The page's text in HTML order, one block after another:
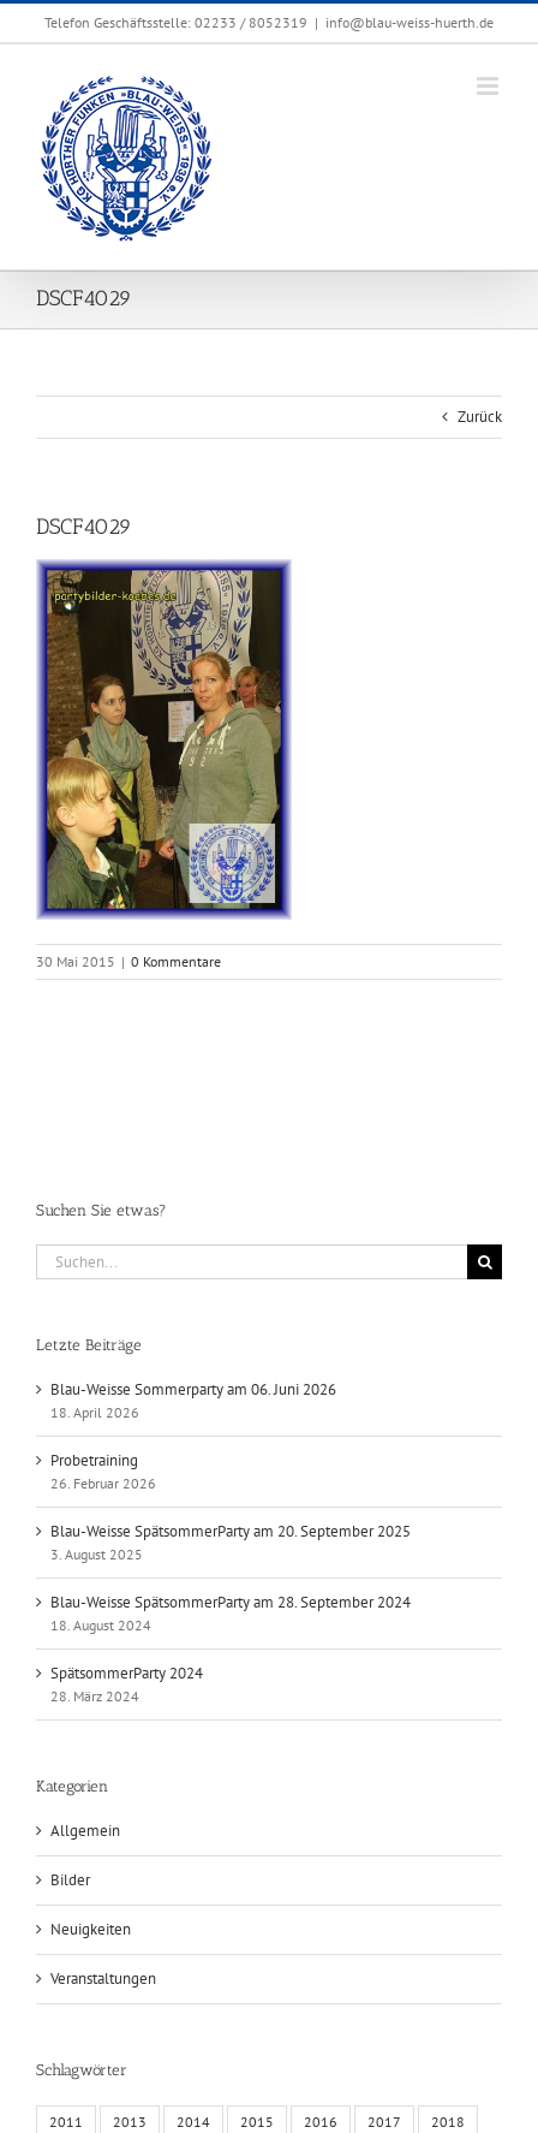
Zum
Telefon Geschäftsstelle: 02233 / 8052319 | info@blau-weiss-huerth.de
DSCF4029
Zurück
DSCF4029
30 Mai 2015 | 0 Kommentare
Suchen Sie etwas?
Suche
nach:
Letzte Beiträge
Blau-Weisse Sommerparty am 06. Juni 2026
18. April 2026
Probetraining
26. Februar 2026
Blau-Weisse SpätsommerParty am 20. September 2025
3. August 2025
Blau-Weisse SpätsommerParty am 28. September 2024
18. August 2024
SpätsommerParty 2024
28. März 2024
Kategorien
Allgemein
Bilder
Neuigkeiten
Veranstaltungen
Schlagwörter
2011 2013 2014 2015 2016 2017 2018